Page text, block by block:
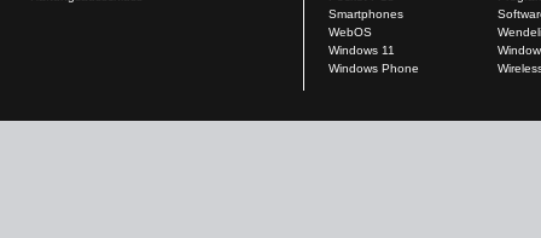
Smartphones
WebOS
Windows 11
Windows Phone